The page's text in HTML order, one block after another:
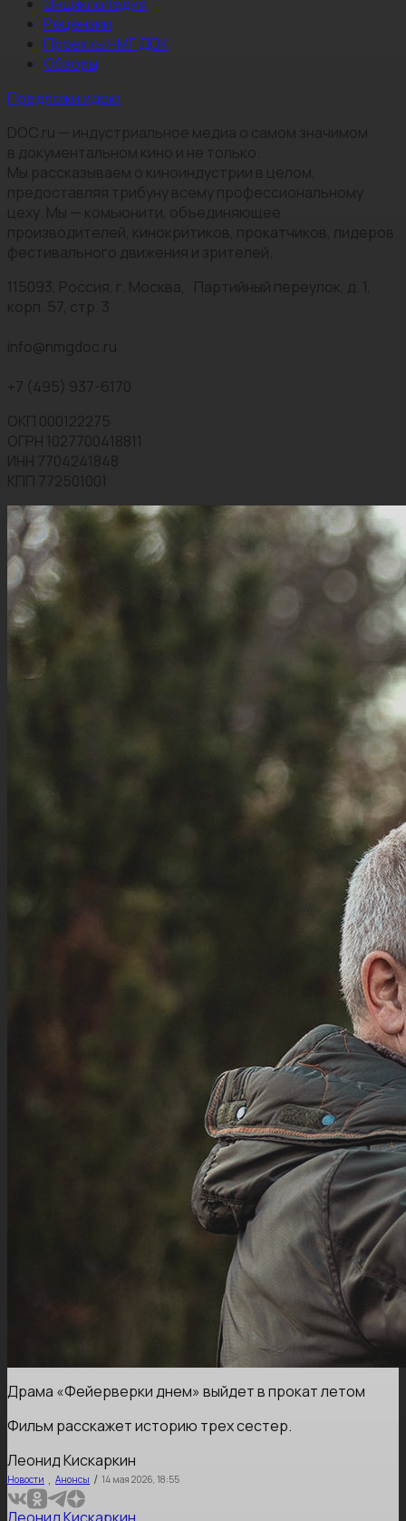
Рецензии
Проекты НМГ ДОК
Обзоры
Предложи идею
DOC.ru — индустриальное медиа о самом значимом
в документальном кино и не только.
Мы рассказываем о киноиндустрии в целом,
предоставляя трибуну всему профессиональному
цеху. Мы — комьюнити, объединяющее
производителей, кинокритиков, прокатчиков, лидеров
фестивального движения и зрителей.
115093, Россия, г. Москва, Партийный переулок, д. 1,
корп. 57, стр. 3
info@nmgdoc.ru
+7 (495) 937-6170
ОКП 000122275
ОГРН 1027700418811
ИНН 7704241848
Драма «Фейерверки днем» выйдет в прокат летом
Фильм расскажет историю трех сестер.
Леонид Кискаркин
Новости , Анонсы / 14 мая 2026, 18:55